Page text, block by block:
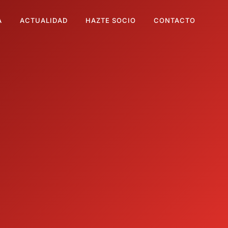
ACTUALIDAD HAZTE SOCIO CONTACTO